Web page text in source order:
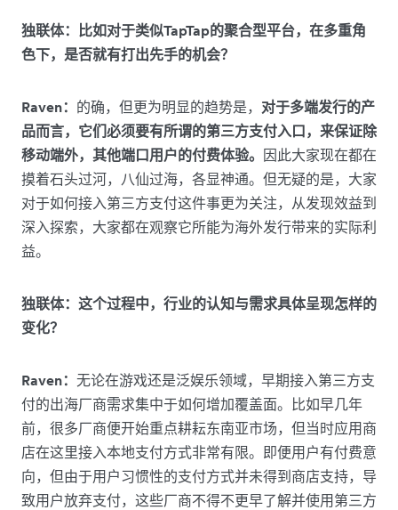
独联体：比如对于类似TapTap的聚合型平台，在多重角
色下，是否就有打出先手的机会？
Raven： 的确，但更为明显的趋势是， 对于多端发行的产
品而言，它们必须要有所谓的第三方支付入口，来保证除
移动端外，其他端口用户的付费体验。 因此大家现在都在
摸着石头过河，八仙过海，各显神通。但无疑的是，大家
对于如何接入第三方支付这件事更为关注，从发现效益到
深入探索，大家都在观察它所能为海外发行带来的实际利
益。
独联体：这个过程中，行业的认知与需求具体呈现怎样的
变化？
Raven： 无论在游戏还是泛娱乐领域，早期接入第三方支
付的出海厂商需求集中于如何增加覆盖面。比如早几年
前，很多厂商便开始重点耕耘东南亚市场，但当时应用商
店在这里接入本地支付方式非常有限。即便用户有付费意
向，但由于用户习惯性的支付方式并未得到商店支持，导
致用户放弃支付，这些厂商不得不更早了解并使用第三方